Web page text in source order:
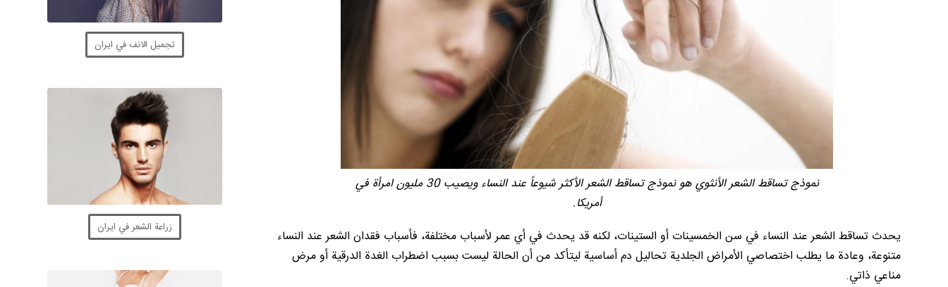
نموذج تساقط الشعر الأنثوي هو نموذج تساقط الشعر الأكثر شيوعاً عند النساء ويصيب 30 مليون امرأة في
أمريكا.
يحدث تساقط الشعر عند النساء في سن الخمسينات أو الستينات، لكنه قد يحدث في أي عمر لأسباب مختلفة، فأسباب فقدان الشعر عند النساء
متنوعة، وعادة ما يطلب اختصاصي الأمراض الجلدية تحاليل دم أساسية ليتأكد من أن الحالة ليست بسبب اضطراب الغدة الدرقية أو مرض
مناعي ذاتي.
تجميل الانف في ايران
زراعة الشعر في ايران